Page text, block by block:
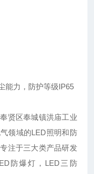
能力，防护等级IP65
贤区奉城镇洪庙工业
领域的LED照明和防
注于三大类产品研发
防爆灯，LED三防